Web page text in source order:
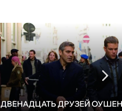
ДВЕНАДЦАТЬ ДРУЗЕЙ